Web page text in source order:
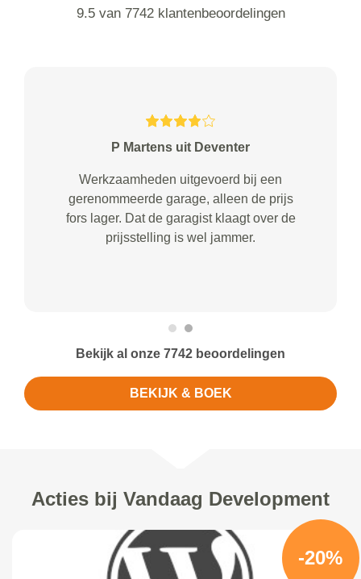
9.5 van 7742 klantenbeoordelingen
P Martens uit Deventer
Werkzaamheden uitgevoerd bij een
gerenommeerde garage, alleen de prijs
fors lager. Dat de garagist klaagt over de
prijsstelling is wel jammer.
Bekijk al onze 7742 beoordelingen
BEKIJK & BOEK
Acties bij Vandaag Development
-20%